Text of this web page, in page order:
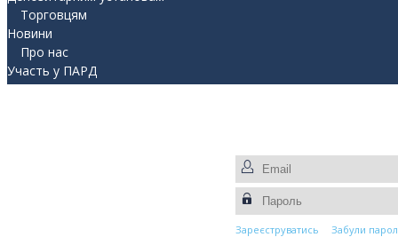
Торговцям
Новини
Про нас
Участь у ПАРД
Прес-центр
Зареєструватись Забули